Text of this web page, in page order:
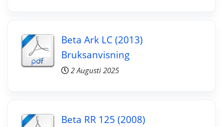
Beta Ark LC (2013)
Bruksanvisning
2 Augusti 2025
Beta RR 125 (2008)